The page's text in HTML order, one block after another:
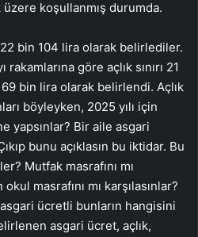
koşullanmış durumda.
bin 104 lira olarak belirlediler.
rakamlarına göre açlık sınırı 21
69 bin lira olarak belirlendi. Açlık
böyleyken, 2025 yılı için
yapsınlar? Bir aile asgari
bunu açıklasın bu iktidar. Bu
Mutfak masrafını mı
masrafını mı karşılasınlar?
ücretli bunların hangisini
asgari ücret, açlık,